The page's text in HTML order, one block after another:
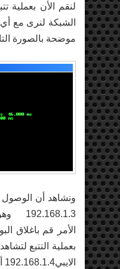
لنقم الأن بعملية
الشبكة لنرى مع
موضحة بالصورة
ونشاهد أن الوصول
الأمر قم باغلاق
بعملية التتبع
الايبي192.168.1.4 أي الروتر الثاني